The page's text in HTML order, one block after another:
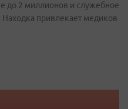
до 2 миллионов и служебное
Находка привлекает медиков